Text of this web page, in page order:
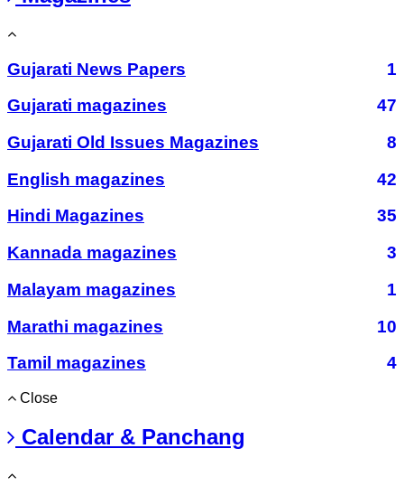
Gujarati News Papers
1
Gujarati magazines
47
Gujarati Old Issues Magazines
8
English magazines
42
Hindi Magazines
35
Kannada magazines
3
Malayam magazines
1
Marathi magazines
10
Tamil magazines
4
Close
Calendar & Panchang